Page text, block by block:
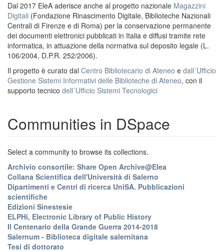
Dal 2017 EleA aderisce anche al progetto nazionale Magazzini
Digitali (Fondazione Rinascimento Digitale, Biblioteche Nazionali
Centrali di Firenze e di Roma) per la conservazione permanente
dei documenti elettronici pubblicati in Italia e diffusi tramite rete
informatica, in attuazione della normativa sul deposito legale (L.
106/2004, D.P.R. 252/2006).
Il progetto è curato dal Centro Bibliotecario di Ateneo e dall´Ufficio
Gestione Sistemi Informativi delle Biblioteche di Ateneo, con il
supporto tecnico dell´Ufficio Sistemi Tecnologici
Communities in DSpace
Select a community to browse its collections.
Archivio consortile: Share Open Archive@Elea
Collana Scientifica dell'Università di Salerno
Dipartimenti e Centri di ricerca UniSA. Pubblicazioni
scientifiche
Edizioni Sinestesie
ELPHi, Electronic Library of Public History
Il Centenario della Grande Guerra 2014-2018
Salernum - Biblioteca digitale salernitana
Tesi di dottorato